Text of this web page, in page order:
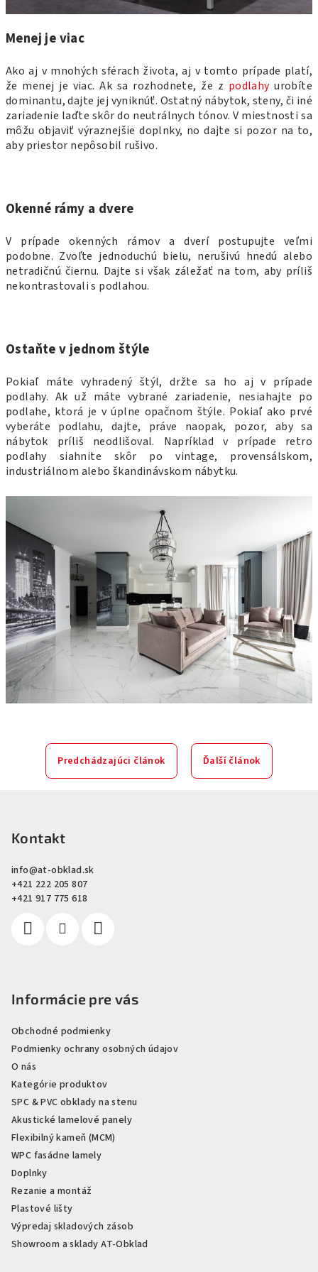
Menej je viac
Ako aj v mnohých sférach života, aj v tomto prípade platí,
že menej je viac. Ak sa rozhodnete, že z podlahyurobíte
dominantu, dajte jej vyniknúť. Ostatný nábytok, steny, či iné
zariadenie laďte skôr do neutrálnych tónov. V miestnosti sa
môžu objaviť výraznejšie doplnky, no dajte si pozor na to,
aby priestor nepôsobil rušivo.
Okenné rámy a dvere
V prípade okenných rámov a dverí postupujte veľmi
podobne. Zvoľte jednoduchú bielu, nerušivú hnedú alebo
netradičnú čiernu. Dajte si však záležať na tom, aby príliš
nekontrastovali s podlahou.
Ostaňte v jednom štýle
Pokiaľ máte vyhradený štýl, držte sa ho aj v prípade
podlahy. Ak už máte vybrané zariadenie, nesiahajte po
podlahe, ktorá je v úplne opačnom štýle. Pokiaľ ako prvé
vyberáte podlahu, dajte, práve naopak, pozor, aby sa
nábytok príliš neodlišoval. Napríklad v prípade retro
podlahy siahnite skôr po vintage, provensálskom,
industriálnom alebo škandinávskom nábytku.
Predchádzajúci článok Ďalší článok
Kontakt
info@at-obklad.sk
+421 222 205 807
+421 917 775 618
Informácie pre vás
Obchodné podmienky
Podmienky ochrany osobných údajov
O nás
Kategórie produktov
SPC & PVC obklady na stenu
Akustické lamelové panely
Flexibilný kameň (MCM)
WPC fasádne lamely
Doplnky
Rezanie a montáž
Plastové lišty
Výpredaj skladových zásob
Showroom a sklady AT-Obklad